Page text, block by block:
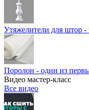
Утяжелители для штор -
Поролон - один из
Видео мастер-класс
Все видео